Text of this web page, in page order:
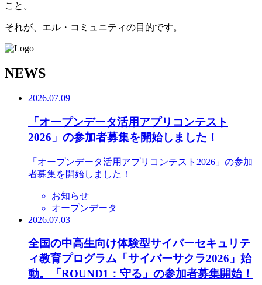
こと。
それが、エル・コミュニティの目的です。
NEWS
2026.07.09
「オープンデータ活用アプリコンテスト
2026」の参加者募集を開始しました！
「オープンデータ活用アプリコンテスト2026」の参加
者募集を開始しました！
お知らせ
オープンデータ
2026.07.03
全国の中高生向け体験型サイバーセキュリテ
ィ教育プログラム「サイバーサクラ2026」始
動。「ROUND1：守る」の参加者募集開始！